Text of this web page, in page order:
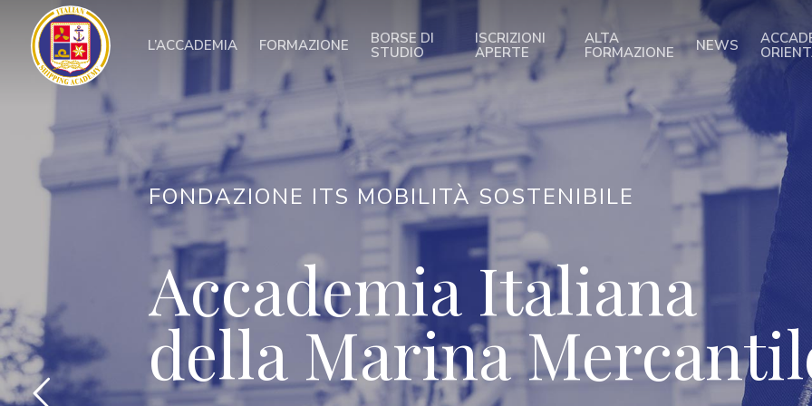
content
L’ACCADEMIA FORMAZIONE
BORSE DI
STUDIO
ISCRIZIONI
APERTE
ALTA
FORMAZIONE
NEWS
Accademia Italiana
della Marina
FONDAZIONE ITS MOBILITÀ SOSTENIBILE